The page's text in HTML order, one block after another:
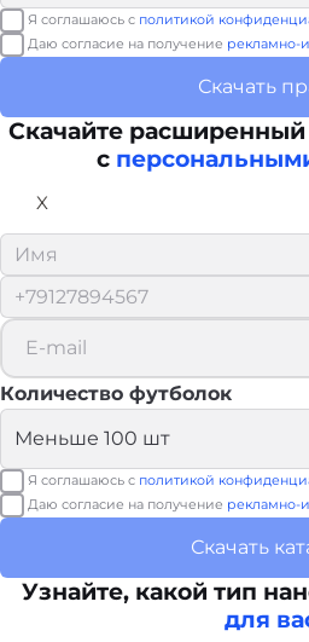
Я соглашаюсь с политикой
Даю согласие на получение рекламно-
Скачать
Скачайте расширенный
с
X
Количество футболок
Я соглашаюсь с политикой
Даю согласие на получение рекламно-
Скачать
Узнайте, какой тип
для